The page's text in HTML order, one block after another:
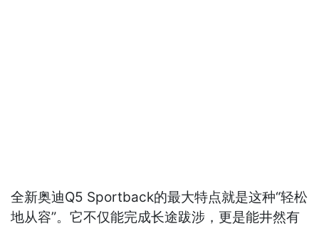
全新奥迪Q5 Sportback的最大特点就是这种“轻松
地从容”。它不仅能完成长途跋涉，更是能井然有